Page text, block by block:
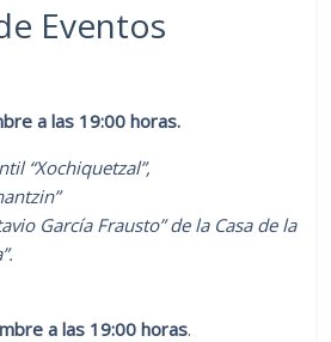
Eventos
a las 19:00 horas.
“Xochiquetzal”,
García Frausto” de la Casa de la
a las 19:00 horas.